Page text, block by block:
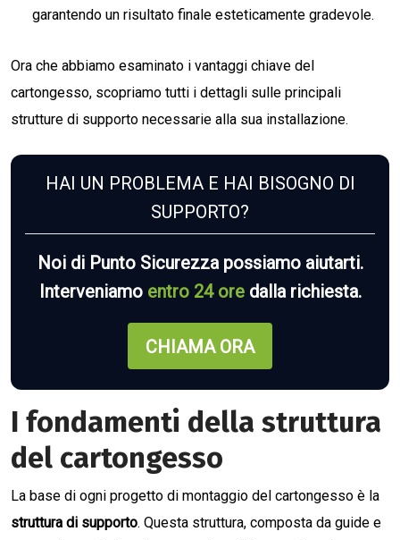
garantendo un risultato finale esteticamente gradevole.
Ora che abbiamo esaminato i vantaggi chiave del
cartongesso, scopriamo tutti i dettagli sulle principali
strutture di supporto necessarie alla sua installazione.
HAI UN PROBLEMA E HAI BISOGNO DI
SUPPORTO?
Noi di Punto Sicurezza possiamo aiutarti.
Interveniamo entro 24 oredalla richiesta.
CHIAMA ORA
I fondamenti della struttura
del cartongesso
La base di ogni progetto di montaggio del cartongesso è la
struttura di supporto. Questa struttura, composta da guide e